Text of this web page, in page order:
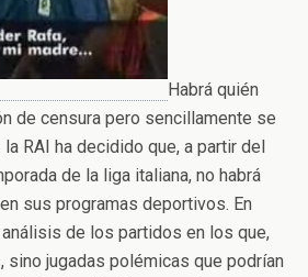
Habrá quién
de censura pero sencillamente se
RAI ha decidido que, a partir del
de la liga italiana, no habrá
sus programas deportivos. En
de los partidos en los que,
jugadas polémicas que podrían